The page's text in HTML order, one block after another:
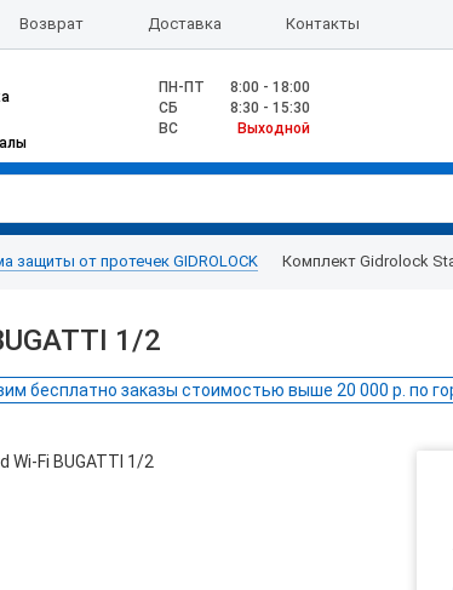
Возврат Доставка Контакты
ПН-ПТ
8:00 - 18:00
CБ
8:30 - 15:30
ВС
Выходной
защиты от протечек GIDROLOCK Комплект Gidrolock
1/2
бесплатно заказы стоимостью выше 20 000 р. по